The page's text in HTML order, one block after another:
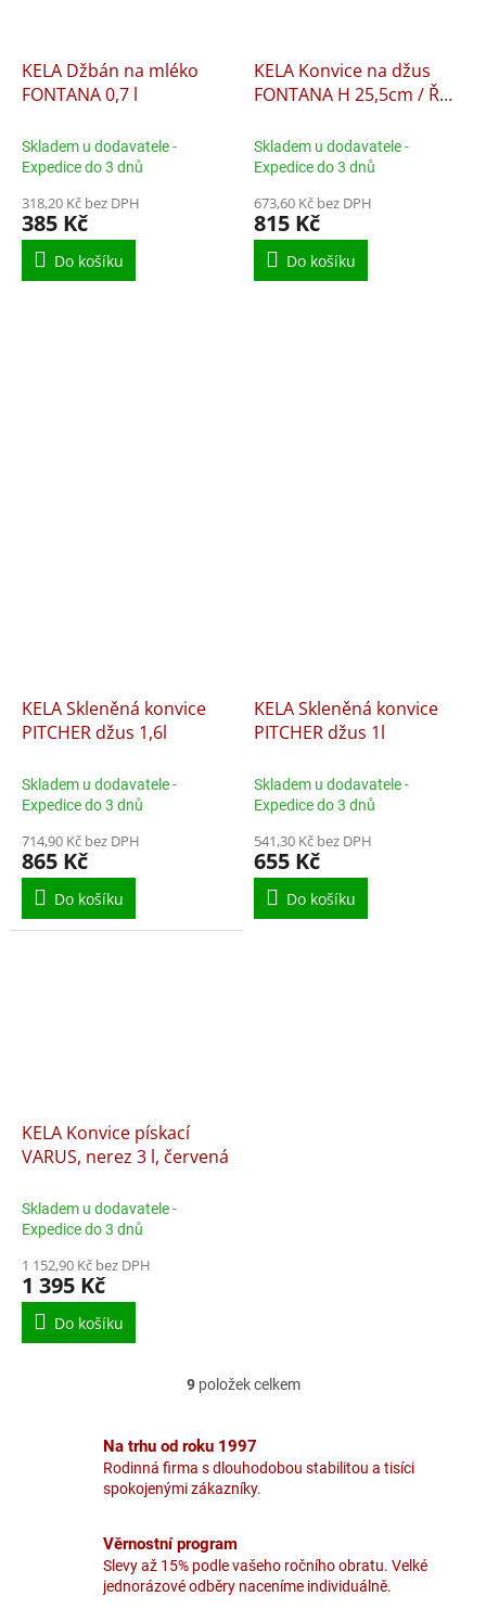
KELA Džbán na mléko
FONTANA 0,7 l
Skladem u dodavatele -
Expedice do 3 dnů
318,20 Kč bez DPH
385 Kč
Do košíku
KELA Konvice na džus
FONTANA H 25,5cm / Ř
Skladem u dodavatele -
Expedice do 3 dnů
673,60 Kč bez DPH
815 Kč
Do košíku
KELA Skleněná konvice
PITCHER džus 1,6l
Skladem u dodavatele -
Expedice do 3 dnů
714,90 Kč bez DPH
865 Kč
Do košíku
KELA Skleněná konvice
PITCHER džus 1l
Skladem u dodavatele -
Expedice do 3 dnů
541,30 Kč bez DPH
655 Kč
Do košíku
KELA Konvice pískací
VARUS, nerez 3 l, červená
Skladem u dodavatele -
Expedice do 3 dnů
1 152,90 Kč bez DPH
1 395 Kč
Do košíku
O
l
á
d
a
p
r
v
9položek celkem
Na trhu od roku 1997
Rodinná firma s dlouhodobou stabilitou a tisíci
spokojenými zákazníky.
Věrnostní program
Slevy až 15% podle vašeho ročního obratu. Velké
jednorázové odběry naceníme individuálně.